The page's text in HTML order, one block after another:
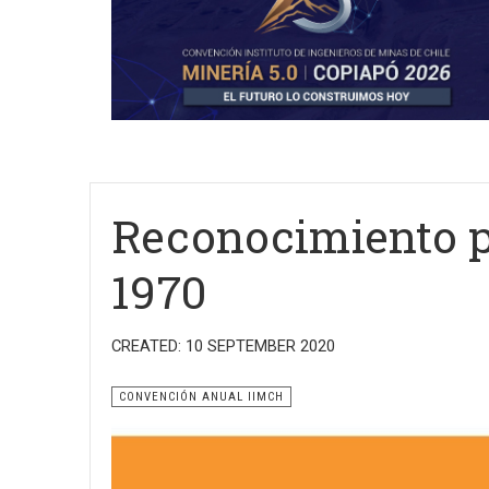
Reconocimiento
1970
CREATED: 10 SEPTEMBER 2020
CONVENCIÓN ANUAL IIMCH